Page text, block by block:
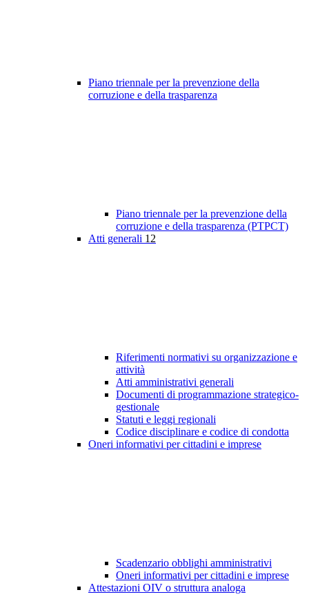
Piano triennale per la prevenzione della
corruzione e della trasparenza
Piano triennale per la prevenzione della
corruzione e della trasparenza (PTPCT)
Atti generali 12
Riferimenti normativi su organizzazione e
attività
Atti amministrativi generali
Documenti di programmazione strategico-
gestionale
Statuti e leggi regionali
Codice disciplinare e codice di condotta
Oneri informativi per cittadini e imprese
Scadenzario obblighi amministrativi
Oneri informativi per cittadini e imprese
Attestazioni OIV o struttura analoga